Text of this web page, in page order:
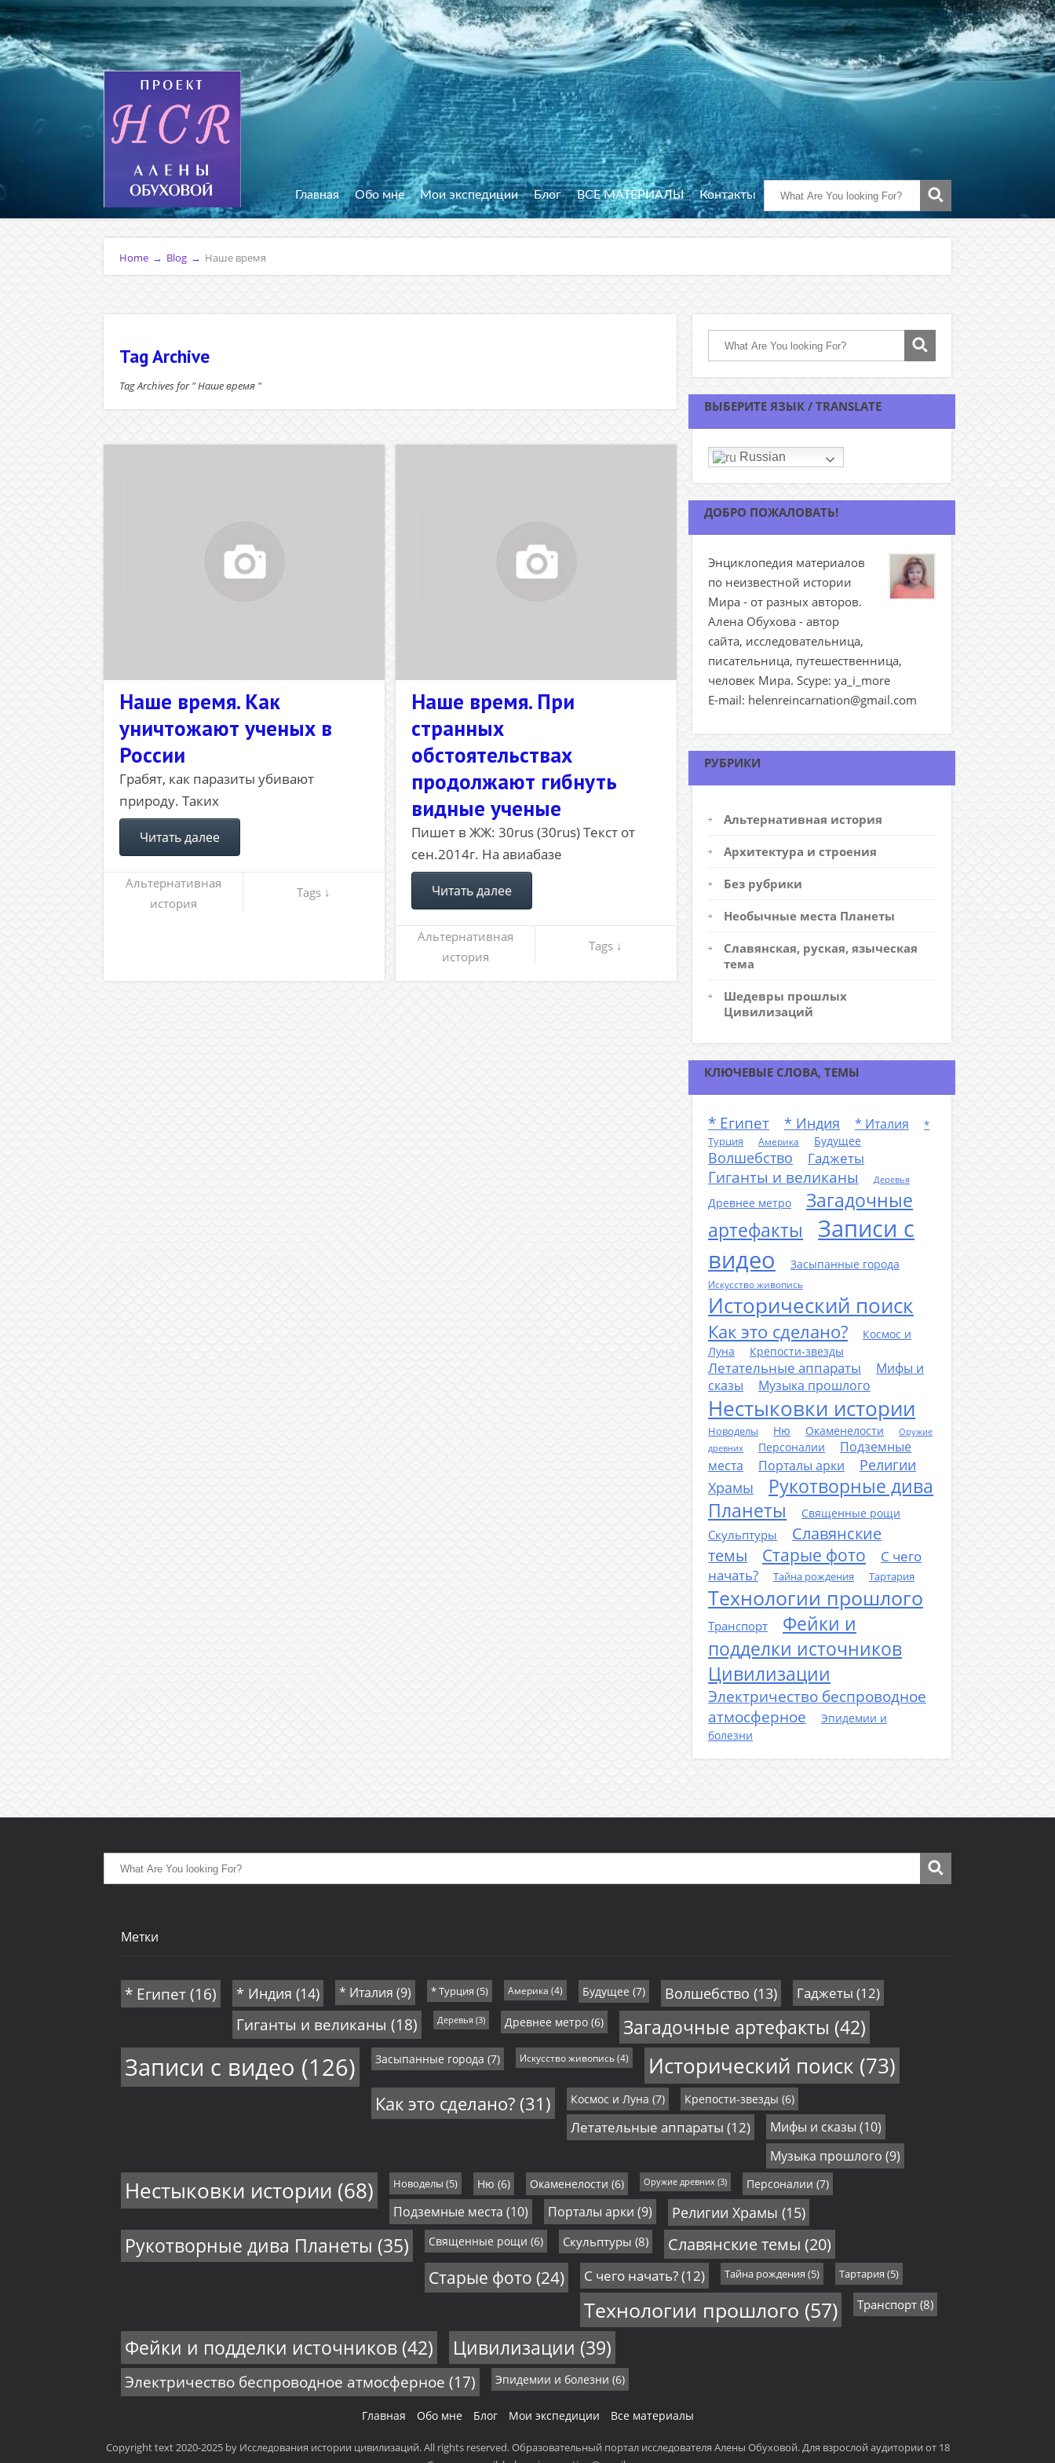
Главная Обо мне Мои экспедиции Блог ВСЕ МАТЕРИАЛЫ Контакты
Home → Blog → Наше время
Tag Archive
Tag Archives for " Наше время "
Наше время. Как
уничтожают ученых в
России
Грабят, как паразиты убивают
природу. Таких
Читать далее
Альтернативная
история
Tags ↓
Наше время. При
странных
обстоятельствах
продолжают гибнуть
видные ученые
Пишет в ЖЖ: 30rus (30rus) Текст от
сен.2014г. На авиабазе
Читать далее
Альтернативная
история
Tags ↓
ВЫБЕРИТЕ ЯЗЫК / TRANSLATE
Russian
ДОБРО ПОЖАЛОВАТЬ!
Энциклопедия материалов
по неизвестной истории
Мира - от разных авторов.
Алена Обухова - автор
сайта, исследовательница,
писательница, путешественница,
человек Мира. Scype: ya_i_more
E-mail: helenreincarnation@gmail.com
РУБРИКИ
Альтернативная история
Архитектура и строения
Без рубрики
Необычные места Планеты
Славянская, руская, языческая
тема
Шедевры прошлых
Цивилизаций
КЛЮЧЕВЫЕ СЛОВА, ТЕМЫ
* Египет * Индия * Италия
*
Турция
Америка Будущее
Волшебство Гаджеты
Гиганты и великаны Деревья
Древнее метро
Загадочные
артефакты
Записи с
видео
Засыпанные города
Искусство живопись
Исторический поиск
Как это сделано?
Космос и
Луна
Крепости-звезды
Летательные аппараты
Мифы и
сказы
Музыка прошлого
Нестыковки истории
Новоделы Ню Окаменелости
Оружие
древних
Персоналии
Подземные
места
Порталы арки
Религии
Храмы
Рукотворные дива
Планеты
Священные рощи
Скульптуры
Славянские
темы
Старые фото
С чего
начать?
Тайна рождения Тартария
Технологии прошлого
Транспорт
Фейки и
подделки источников
Цивилизации
Электричество беспроводное
атмосферное
Эпидемии и
болезни
Метки
* Египет(16) * Индия (14) * Италия (9) * Турция (5) Америка (4) Будущее (7) Волшебство (13) Гаджеты (12)
Гиганты и великаны (18) Деревья(3) Древнее метро(6) Загадочные артефакты (42)
Записи с видео (126) Засыпанные города (7) Искусство живопись(4) Исторический поиск (73)
Как это сделано?(31) Космос и Луна (7) Крепости-звезды (6)
Летательные аппараты (12) Мифы и сказы (10)
Музыка прошлого (9)
Нестыковки истории (68) Новоделы (5) Ню (6) Окаменелости (6) Оружие древних(3) Персоналии (7)
Подземные места (10) Порталы арки (9) Религии Храмы (15)
Рукотворные дива Планеты (35) Священные рощи (6) Скульптуры (8) Славянские темы (20)
Старые фото (24) С чего начать?(12) Тайна рождения (5) Тартария (5)
Технологии прошлого (57) Транспорт(8)
Фейки и подделки источников(42) Цивилизации (39)
Электричество беспроводное атмосферное (17) Эпидемии и болезни (6)
Главная Обо мне Блог Мои экспедиции Все материалы
Copyright text 2020-2025 by Исследования истории цивилизаций. All rights reserved. Образовательный портал исследователя Алены Обуховой. Для взрослой аудитории от 18